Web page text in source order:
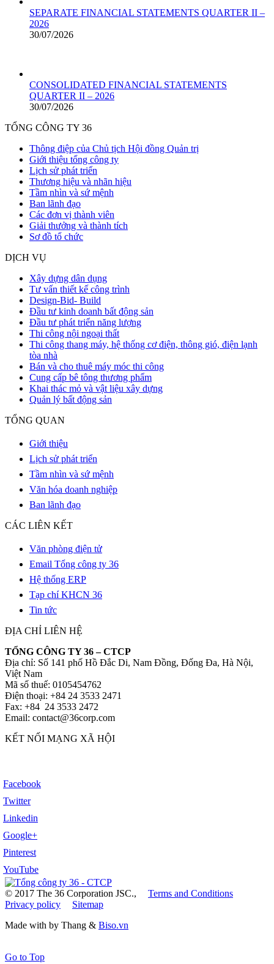
SEPARATE FINANCIAL STATEMENTS QUARTER II –
2026
30/07/2026
CONSOLIDATED FINANCIAL STATEMENTS
QUARTER II – 2026
30/07/2026
TỔNG CÔNG TY 36
Thông điệp của Chủ tịch Hội đồng Quản trị
Giới thiệu tổng công ty
Lịch sử phát triển
Thương hiệu và nhãn hiệu
Tầm nhìn và sứ mệnh
Ban lãnh đạo
Các đơn vị thành viên
Giải thưởng và thành tích
Sơ đồ tổ chức
DỊCH VỤ
Xây dựng dân dụng
Tư vấn thiết kế công trình
Design-Bid- Build
Đầu tư kinh doanh bất động sản
Đầu tư phát triển năng lượng
Thi công nội ngoại thất
Thi công thang máy, hệ thống cơ điện, thông gió, điện lạnh
tòa nhà
Bán và cho thuê máy móc thi công
Cung cấp bê tông thương phẩm
Khai thác mỏ và vật liệu xây dựng
Quản lý bất động sản
TỔNG QUAN
Giới thiệu
Lịch sử phát triển
Tầm nhìn và sứ mệnh
Văn hóa doanh nghiệp
Ban lãnh đạo
CÁC LIÊN KẾT
Văn phòng điện tử
Email Tổng công ty 36
Hệ thống ERP
Tạp chí KHCN 36
Tin tức
ĐỊA CHỈ LIÊN HỆ
TỔNG CÔNG TY 36 – CTCP
Địa chỉ: Số 141 phố Hồ Đắc Di, Nam Đồng, Đống Đa, Hà Nội,
Việt Nam
Mã số thuế: 0105454762
Điện thoại: +84 24 3533 2471
Fax: +84 24 3533 2472
Email: contact@36corp.com
KẾT NỐI MẠNG XÃ HỘI
Facebook
Twitter
Linkedin
Google+
Pinterest
YouTube
© 2017 The 36 Corporation JSC.,
Terms and Conditions
Privacy policy
Sitemap
Made with by Thang & Biso.vn
Go to Top